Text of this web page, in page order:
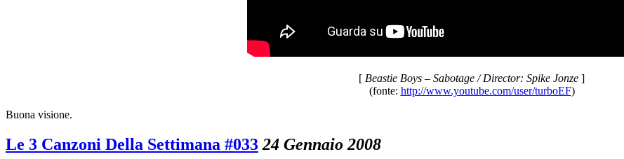
[ Beastie Boys – Sabotage / Director: Spike Jonze ]
(fonte: http://www.youtube.com/user/turboEF)
Buona visione.
Le 3 Canzoni Della Settimana #033 24 Gennaio 2008